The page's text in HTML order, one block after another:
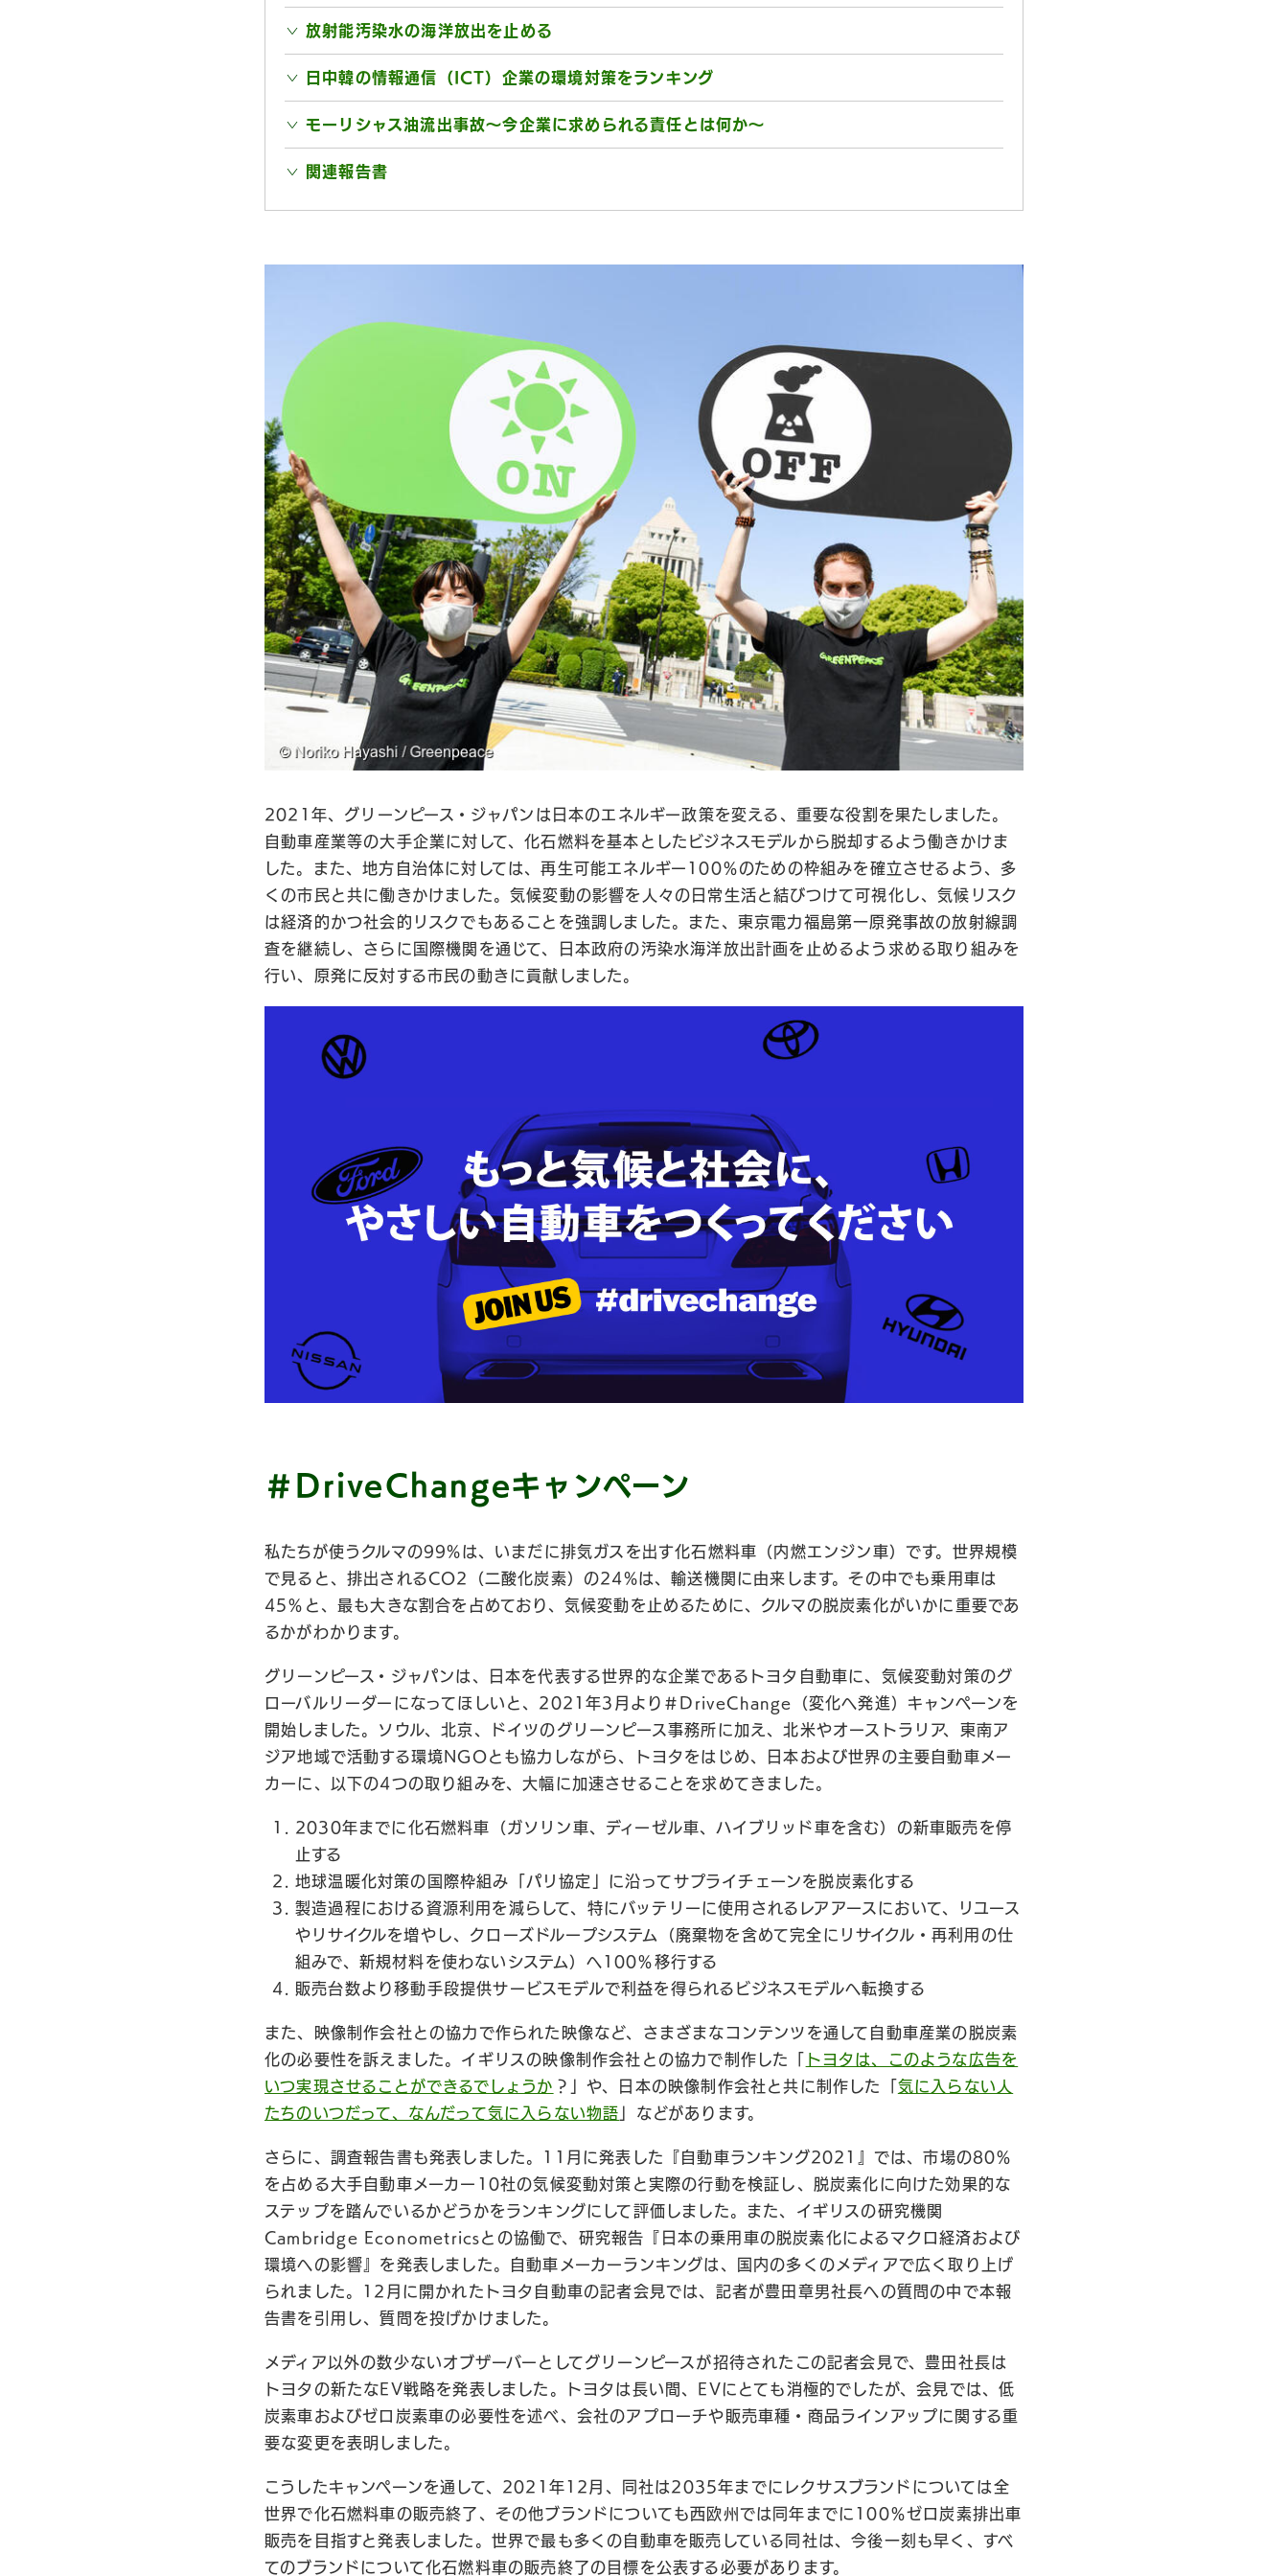
放射能汚染水の海洋放出を止める
日中韓の情報通信（ICT）企業の環境対策をランキング
モーリシャス油流出事故〜今企業に求められる責任とは何か〜
関連報告書
2021年、グリーンピース・ジャパンは日本のエネルギー政策を変える、重要な役割を果たしました。
自動車産業等の大手企業に対して、化石燃料を基本としたビジネスモデルから脱却するよう働きかけま
した。また、地方自治体に対しては、再生可能エネルギー100％のための枠組みを確立させるよう、多
くの市民と共に働きかけました。気候変動の影響を人々の日常生活と結びつけて可視化し、気候リスク
は経済的かつ社会的リスクでもあることを強調しました。また、東京電力福島第一原発事故の放射線調
査を継続し、さらに国際機関を通じて、日本政府の汚染水海洋放出計画を止めるよう求める取り組みを
行い、原発に反対する市民の動きに貢献しました。
＃DriveChangeキャンペーン
私たちが使うクルマの99%は、いまだに排気ガスを出す化石燃料車（内燃エンジン車）です。世界規模
で見ると、排出されるCO2（二酸化炭素）の24%は、輸送機関に由来します。その中でも乗用車は
45％と、最も大きな割合を占めており、気候変動を止めるために、クルマの脱炭素化がいかに重要であ
るかがわかります。
グリーンピース・ジャパンは、日本を代表する世界的な企業であるトヨタ自動車に、気候変動対策のグ
ローバルリーダーになってほしいと、2021年3月より＃DriveChange（変化へ発進）キャンペーンを
開始しました。ソウル、北京、ドイツのグリーンピース事務所に加え、北米やオーストラリア、東南ア
ジア地域で活動する環境NGOとも協力しながら、トヨタをはじめ、日本および世界の主要自動車メー
カーに、以下の4つの取り組みを、大幅に加速させることを求めてきました。
2030年までに化石燃料車（ガソリン車、ディーゼル車、ハイブリッド車を含む）の新車販売を停
止する
地球温暖化対策の国際枠組み「パリ協定」に沿ってサプライチェーンを脱炭素化する
製造過程における資源利用を減らして、特にバッテリーに使用されるレアアースにおいて、リユース
やリサイクルを増やし、クローズドループシステム（廃棄物を含めて完全にリサイクル・再利用の仕
組みで、新規材料を使わないシステム）へ100％移行する
販売台数より移動手段提供サービスモデルで利益を得られるビジネスモデルへ転換する
また、映像制作会社との協力で作られた映像など、さまざまなコンテンツを通して自動車産業の脱炭素
化の必要性を訴えました。イギリスの映像制作会社との協力で制作した「
トヨタは、このような広告を
いつ実現させることができるでしょうか ？」や、日本の映像制作会社と共に制作した「 気に入らない人
たちのいつだって、なんだって気に入らない物語 」などがあります。
さらに、調査報告書も発表しました。11月に発表した『自動車ランキング2021』では、市場の80％
を占める大手自動車メーカー10社の気候変動対策と実際の行動を検証し、脱炭素化に向けた効果的な
ステップを踏んでいるかどうかをランキングにして評価しました。また、イギリスの研究機関
Cambridge Econometricsとの協働で、研究報告『日本の乗用車の脱炭素化によるマクロ経済および
環境への影響』を発表しました。自動車メーカーランキングは、国内の多くのメディアで広く取り上げ
られました。12月に開かれたトヨタ自動車の記者会見では、記者が豊田章男社長への質問の中で本報
告書を引用し、質問を投げかけました。
メディア以外の数少ないオブザーバーとしてグリーンピースが招待されたこの記者会見で、豊田社長は
トヨタの新たなEV戦略を発表しました。トヨタは長い間、EVにとても消極的でしたが、会見では、低
炭素車およびゼロ炭素車の必要性を述べ、会社のアプローチや販売車種・商品ラインアップに関する重
要な変更を表明しました。
こうしたキャンペーンを通して、2021年12月、同社は2035年までにレクサスブランドについては全
世界で化石燃料車の販売終了、その他ブランドについても西欧州では同年までに100％ゼロ炭素排出車
販売を目指すと発表しました。世界で最も多くの自動車を販売している同社は、今後一刻も早く、すべ
てのブランドについて化石燃料車の販売終了の目標を公表する必要があります。